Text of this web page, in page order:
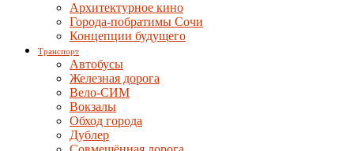
Архитектурное кино
Города-побратимы Сочи
Концепции будущего
Транспорт
Автобусы
Железная дорога
Вело-СИМ
Вокзалы
Обход города
Дублер